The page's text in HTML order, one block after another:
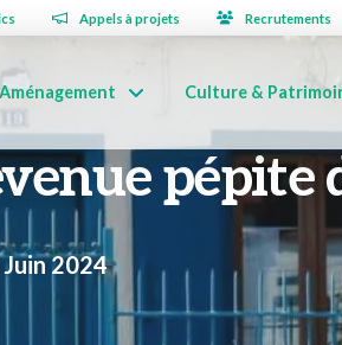
Appels à projets Recrutements
Aménagement Culture &
pépite
2024